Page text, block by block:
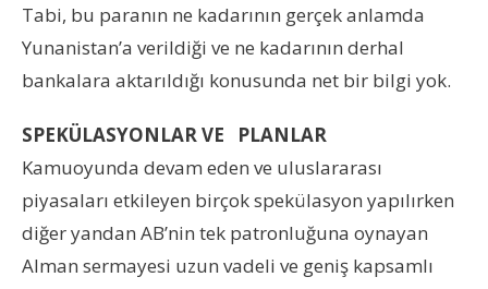
Tabi, bu paranın ne kadarının gerçek anlamda
Yunanistan’a verildiği ve ne kadarının derhal
bankalara aktarıldığı konusunda net bir bilgi yok.
SPEKÜLASYONLAR VE PLANLAR
Kamuoyunda devam eden ve uluslararası
piyasaları etkileyen birçok spekülasyon yapılırken
diğer yandan AB’nin tek patronluğuna oynayan
Alman sermayesi uzun vadeli ve geniş kapsamlı